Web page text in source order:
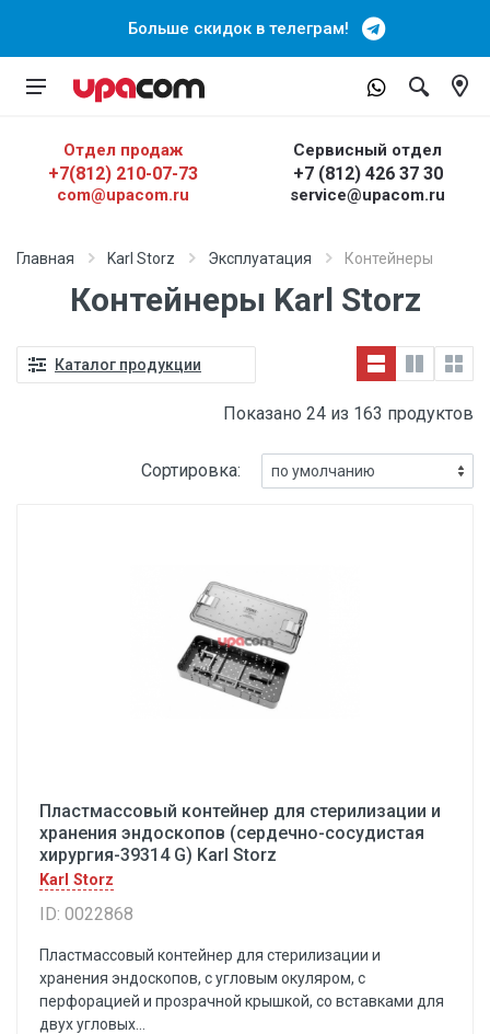
Больше скидок в телеграм!
Отдел продаж
+7(812) 210-07-73
com@upacom.ru
Сервисный отдел
+7 (812) 426 37 30
service@upacom.ru
Главная Karl Storz Эксплуатация Контейнеры
Контейнеры Karl Storz
Каталог продукции
Показано 24 из 163 продуктов
Сортировка:
Пластмассовый контейнер для стерилизации и
хранения эндоскопов (сердечно-сосудистая
хирургия-39314 G) Karl Storz
Karl Storz
ID: 0022868
Пластмассовый контейнер для стерилизации и
хранения эндоскопов, с угловым окуляром, с
перфорацией и прозрачной крышкой, со вставками для
двух угловых...